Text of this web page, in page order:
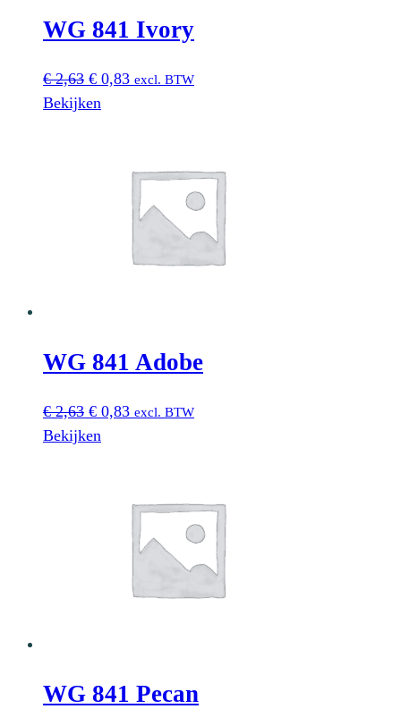
WG 841 Ivory
€2,63 Oorspronkelijke
prijs
€ 0,83Huidige
excl. BTW
Bekijken
WG 841 Adobe
€2,63 Oorspronkelijke
prijs
€ 0,83Huidige
excl. BTW
Bekijken
WG 841 Pecan